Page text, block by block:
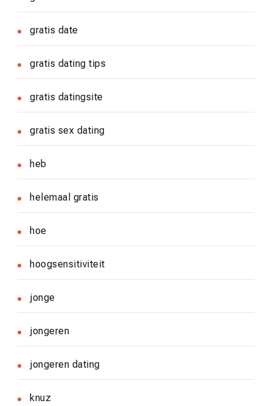
gratis date
gratis dating tips
gratis datingsite
gratis sex dating
heb
helemaal gratis
hoe
hoogsensitiviteit
jonge
jongeren
jongeren dating
knuz